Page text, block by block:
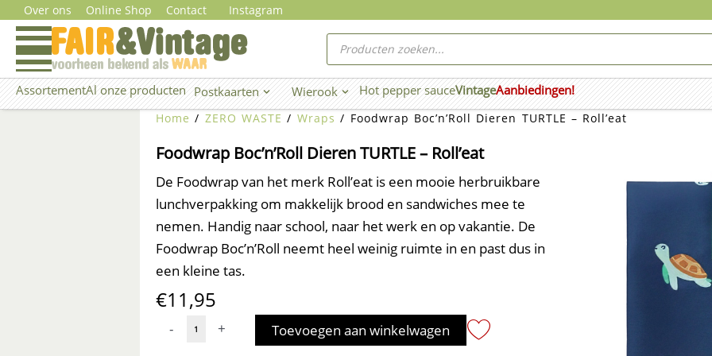
naar
inhoud
Over ons Online Shop Contact Instagram
Producten
zoeken
AssortementAl onze producten Postkaarten Open Postkaarten
Wierook Open Wierook
Hot pepper sauceVintageAanbiedingen!
Home / ZERO WASTE / Wraps / Foodwrap Boc’n’Roll Dieren TURTLE – Roll’eat
Foodwrap Boc’n’Roll Dieren TURTLE – Roll’eat
De Foodwrap van het merk Roll’eat is een mooie herbruikbare
lunchverpakking om makkelijk brood en sandwiches mee te
nemen. Handig naar school, naar het werk en op vakantie. De
Foodwrap Boc’n’Roll neemt heel weinig ruimte in en past dus in
een kleine tas.
€11,95
-
Foodwrap + Toevoegen aan winkelwagen